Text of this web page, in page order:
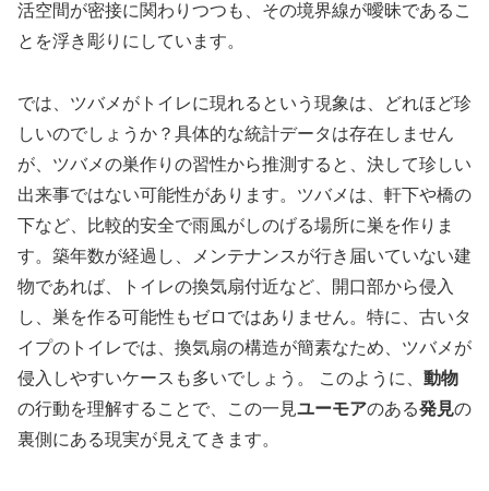
活空間が密接に関わりつつも、その境界線が曖昧であるこ
とを浮き彫りにしています。
では、ツバメがトイレに現れるという現象は、どれほど珍
しいのでしょうか？具体的な統計データは存在しません
が、ツバメの巣作りの習性から推測すると、決して珍しい
出来事ではない可能性があります。ツバメは、軒下や橋の
下など、比較的安全で雨風がしのげる場所に巣を作りま
す。築年数が経過し、メンテナンスが行き届いていない建
物であれば、トイレの換気扇付近など、開口部から侵入
し、巣を作る可能性もゼロではありません。特に、古いタ
イプのトイレでは、換気扇の構造が簡素なため、ツバメが
侵入しやすいケースも多いでしょう。 このように、 動物
の行動を理解することで、この一見ユーモアのある発見の
裏側にある現実が見えてきます。